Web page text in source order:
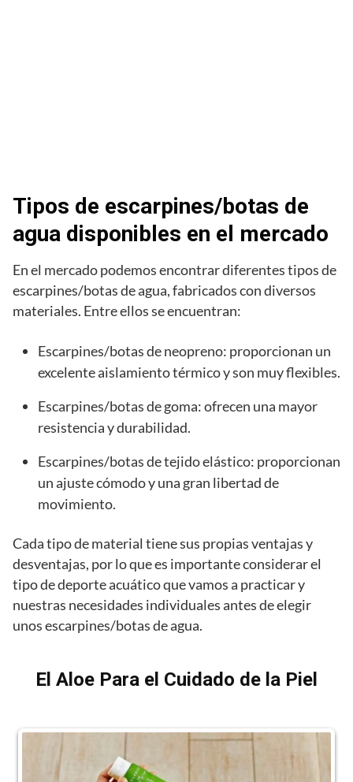
Tipos de escarpines/botas de
agua disponibles en el mercado
En el mercado podemos encontrar diferentes tipos de
escarpines/botas de agua, fabricados con diversos
materiales. Entre ellos se encuentran:
Escarpines/botas de neopreno: proporcionan un
excelente aislamiento térmico y son muy flexibles.
Escarpines/botas de goma: ofrecen una mayor
resistencia y durabilidad.
Escarpines/botas de tejido elástico: proporcionan
un ajuste cómodo y una gran libertad de
movimiento.
Cada tipo de material tiene sus propias ventajas y
desventajas, por lo que es importante considerar el
tipo de deporte acuático que vamos a practicar y
nuestras necesidades individuales antes de elegir
unos escarpines/botas de agua.
El Aloe Para el Cuidado de la Piel